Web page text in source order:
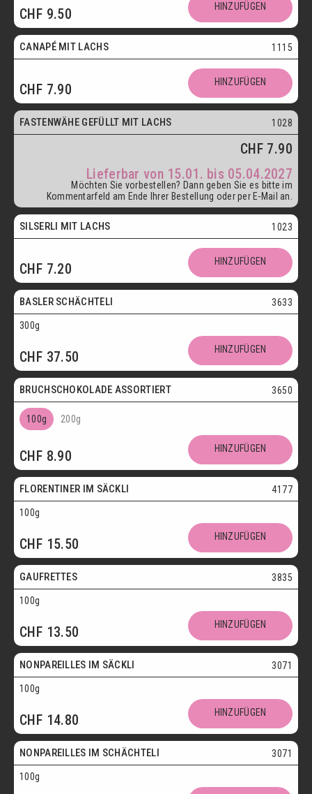
CHF 9.50 HINZUFÜGEN
CANAPÉ MIT LACHS 1115
CHF 7.90 HINZUFÜGEN
ab 15.01.
FASTENWÄHE GEFÜLLT MIT LACHS 1028
CHF 7.90
Lieferbar von 15.01. bis 05.04.2027
Möchten Sie vorbestellen? Dann geben Sie es bitte im
Kommentarfeld am Ende Ihrer Bestellung oder per E-Mail an.
SILSERLI MIT LACHS 1023
CHF 7.20 HINZUFÜGEN
Postversand
BASLER SCHÄCHTELI 3633
300g
CHF 37.50 HINZUFÜGEN
Postversand
BRUCHSCHOKOLADE ASSORTIERT 3650
100g 200g
CHF 8.90 HINZUFÜGEN
Postversand
FLORENTINER IM SÄCKLI 4177
100g
CHF 15.50 HINZUFÜGEN
Postversand
GAUFRETTES 3835
100g
CHF 13.50 HINZUFÜGEN
Postversand
NONPAREILLES IM SÄCKLI 3071
100g
CHF 14.80 HINZUFÜGEN
Postversand
NONPAREILLES IM SCHÄCHTELI 3071
100g